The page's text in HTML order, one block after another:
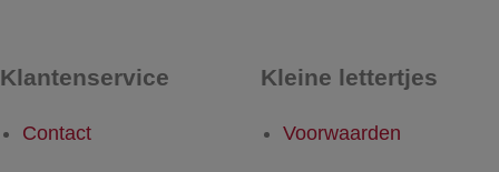
Klantenservice
Contact
Kleine lettertjes
Voorwaarden